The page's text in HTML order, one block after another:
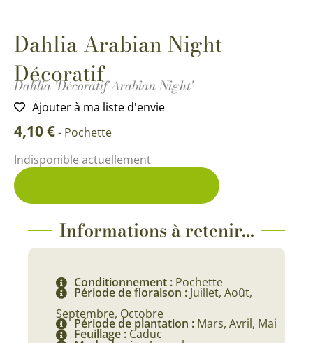
Dahlia Arabian Night
Décoratif
Dahlia 'Décoratif Arabian Night'
Ajouter à ma liste d'envie
4,10€- Pochette
Indisponible actuellement
Informations à retenir...
Conditionnement : Pochette
Période de floraison : Juillet, Août,
Septembre, Octobre
Période de plantation : Mars, Avril, Mai
Feuillage : Caduc